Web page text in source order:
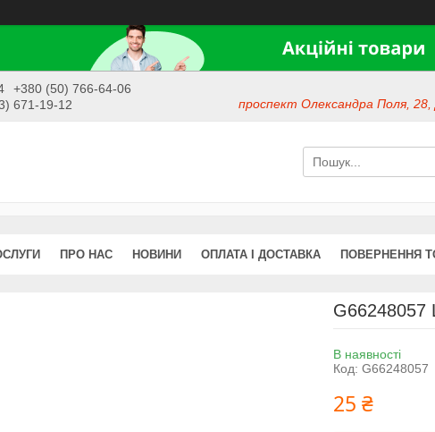
+380 (50) 766-64-06
671-19-12
проспект Олександра Поля, 28,
ПРО НАС НОВИНИ ОПЛАТА І ДОСТАВКА ПОВЕРНЕННЯ
G66248057
В наявності
Код: G66248057
25 ₴